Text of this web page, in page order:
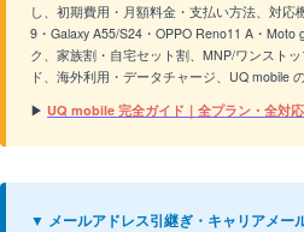
し、初期費用・月額料金・支払い方法、対応
9・Galaxy A55/S24・OPPO Reno11 A・
ク、家族割・自宅セット割、MNP/ワンスト
ド、海外利用・データチャージ、UQ mobile
▶ UQ mobile 完全ガイド｜全プラン・全対
▼ メールアドレス引継ぎ・キャリアメー